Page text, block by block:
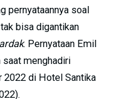
pernyataannya soal
bisa digantikan
. Pernyataan Emil
menghadiri
2022 di Hotel Santika